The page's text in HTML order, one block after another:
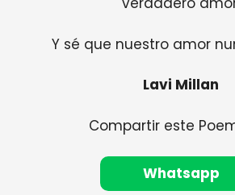
Y sé que nuestro amor
Lavi Millan
Compartir este
Whatsapp